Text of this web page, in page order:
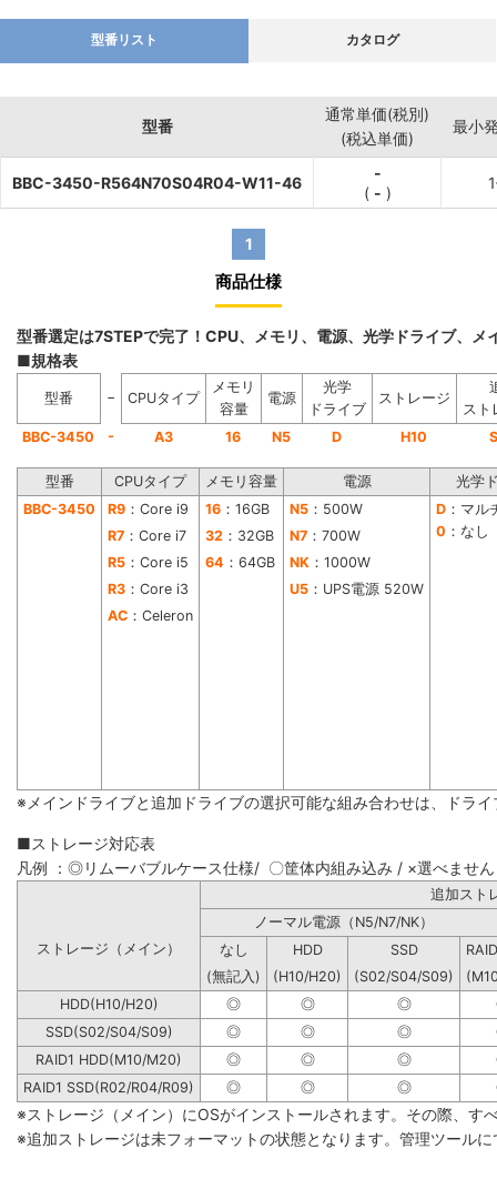
型番リスト カタログ
型番
通常単価(税別)
(税込単価)
最小
BBC-3450-R564N70S04R04-W11-46
-
( - )
1
商品仕様
型番選定は7STEPで完了！CPU、メモリ、電源、光学ドライブ、
■規格表
型番 − CPUタイプ
メモリ
容量
電源
光学
ドライブ
ストレージ
スト
BBC-3450
- A3 16 N5 D H10
型番 CPUタイプ メモリ容量 電源
光学
BBC-3450
R9 ：Core i9 16 ：16GB N5 ：500W D ：マル
0 ：なし
R7 ：Core i7 32 ：32GB N7 ：700W
R5 ：Core i5 64 ：64GB NK ：1000W
R3 ：Core i3 U5 ：UPS電源 520W
AC ：Celeron
※メインドライブと追加ドライブの選択可能な組み合わせは、ドラ
■ストレージ対応表
凡例 ：◎リムーバブルケース仕様/ 〇筐体内組み込み / ×選べません
追
ノーマル電源（N5/N7/NK）
ストレージ（メイン）
なし HDD SSD
(無記入)
(H10/H20) (S02/S04/S09)
HDD(H10/H20)
◎ ◎ ◎
SSD(S02/S04/S09)
◎ ◎ ◎
RAID1 HDD(M10/M20)
◎ ◎ ◎
RAID1 SSD(R02/R04/R09)
◎ ◎ ◎
※ストレージ（メイン）にOSがインストールされます。その際、す
※追加ストレージは未フォーマットの状態となります。管理ツール